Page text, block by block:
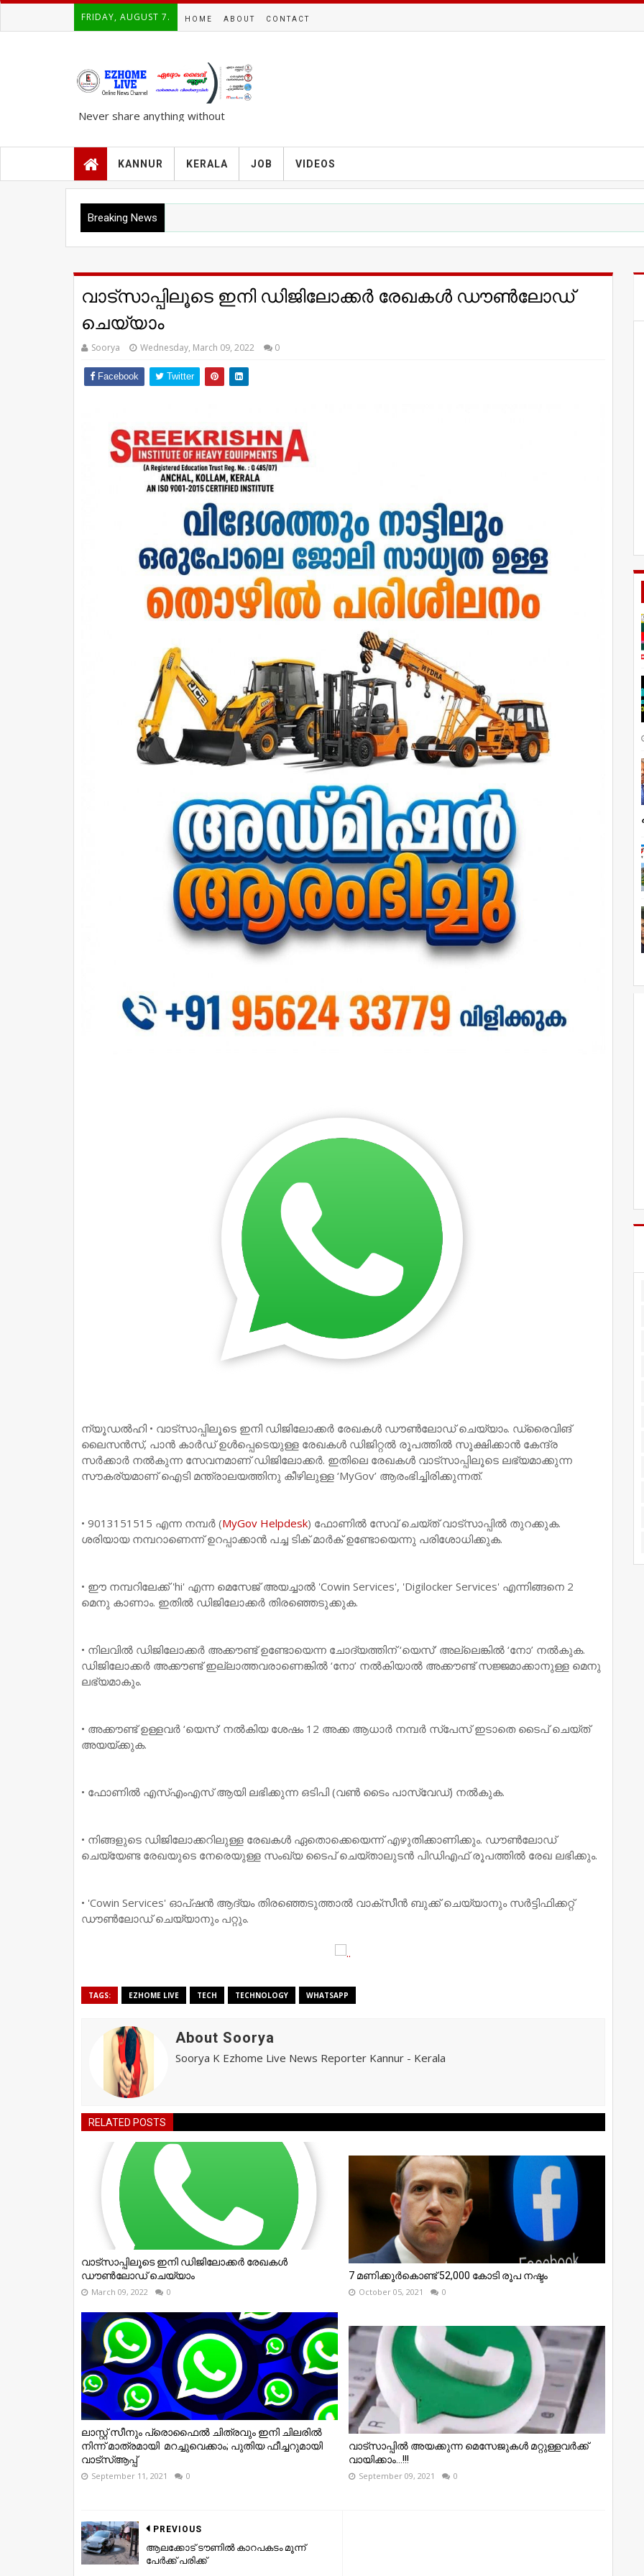
FRIDAY, AUGUST 7. HOME ABOUT CONTACT
Never share anything without
KANNUR KERALA JOB VIDEOS
Breaking News
വാട്സാപ്പിലൂടെ ഇനി ഡിജിലോക്കർ രേഖകൾ ഡൗൺലോഡ്
ചെയ്യാം
Soorya Wednesday, March 09, 2022 0
Facebook Twitter
ന്യൂഡൽഹി • വാട്സാപ്പിലൂടെ ഇനി ഡിജിലോക്കർ രേഖകൾ ഡൗൺലോഡ് ചെയ്യാം. ഡ്രൈവിങ്
ലൈസൻസ്, പാൻ കാർഡ് ഉൾപ്പെടെയുള്ള രേഖകൾ ഡിജിറ്റൽ രൂപത്തിൽ സൂക്ഷിക്കാൻ കേന്ദ്ര
സർക്കാർ നൽകുന്ന സേവനമാണ് ഡിജിലോക്കർ. ഇതിലെ രേഖകൾ വാട്സാപ്പിലൂടെ ലഭ്യമാക്കുന്ന
സൗകര്യമാണ് ഐടി മന്ത്രാലയത്തിനു കീഴിലുള്ള ‘MyGov’ ആരംഭിച്ചിരിക്കുന്നത്.
• 9013151515 എന്ന നമ്പർ (MyGov Helpdesk) ഫോണിൽ സേവ് ചെയ്ത് വാട്സാപ്പിൽ തുറക്കുക.
ശരിയായ നമ്പറാണെന്ന് ഉറപ്പാക്കാൻ പച്ച ടിക് മാർക് ഉണ്ടോയെന്നു പരിശോധിക്കുക.
• ഈ നമ്പറിലേക്ക് 'hi' എന്ന മെസേജ് അയച്ചാൽ 'Cowin Services', 'Digilocker Services' എന്നിങ്ങനെ 2
മെനു കാണാം. ഇതിൽ ഡിജിലോക്കർ തിരഞ്ഞെടുക്കുക.
• നിലവിൽ ഡിജിലോക്കർ അക്കൗണ്ട് ഉണ്ടോയെന്ന ചോദ്യത്തിന് ‘യെസ്’ അല്ലെങ്കിൽ ‘നോ’ നൽകുക.
ഡിജിലോക്കർ അക്കൗണ്ട് ഇല്ലാത്തവരാണെങ്കിൽ ‘നോ’ നൽകിയാൽ അക്കൗണ്ട് സജ്ജമാക്കാനുള്ള മെനു
ലഭ്യമാകും.
• അക്കൗണ്ട് ഉള്ളവർ ‘യെസ്’ നൽകിയ ശേഷം 12 അക്ക ആധാർ നമ്പർ സ്പേസ് ഇടാതെ ടൈപ് ചെയ്ത്
അയയ്ക്കുക.
• ഫോണിൽ എസ്എംഎസ് ആയി ലഭിക്കുന്ന ഒടിപി (വൺ ടൈം പാസ്‌വേഡ്) നൽകുക.
• നിങ്ങളുടെ ഡിജിലോക്കറിലുള്ള രേഖകൾ ഏതൊക്കെയെന്ന് എഴുതിക്കാണിക്കും. ഡൗൺലോഡ്
ചെയ്യേണ്ട രേഖയുടെ നേരെയുള്ള സംഖ്യ ടൈപ് ചെയ്താലുടൻ പിഡിഎഫ് രൂപത്തിൽ രേഖ ലഭിക്കും.
• 'Cowin Services' ഓപ്ഷൻ ആദ്യം തിരഞ്ഞെടുത്താൽ വാക്സീൻ ബുക്ക് ചെയ്യാനും സർട്ടിഫിക്കറ്റ്
ഡൗൺലോഡ് ചെയ്യാനും പറ്റും.
TAGS: EZHOME LIVE TECH TECHNOLOGY WHATSAPP
About Soorya
Soorya K Ezhome Live News Reporter Kannur - Kerala
RELATED POSTS
വാട്സാപ്പിലൂടെ ഇനി ഡിജിലോക്കർ രേഖകൾ
ഡൗൺലോഡ് ചെയ്യാം
March 09, 2022 0
7 മണിക്കൂർകൊണ്ട് 52,000 കോടി രൂപ നഷ്ടം
October 05, 2021 0
ലാസ്റ്റ്​ സീനും പ്രൊഫൈൽ ചിത്രവും ഇനി ചിലരിൽ
നിന്ന് മാത്രമായി​ ​ മറച്ചുവെക്കാം; പുതിയ ഫീച്ചറുമായി
വാട്​സ്​ആപ്പ്​
September 11, 2021 0
വാട്സാപ്പിൽ അയക്കുന്ന മെസേജുകൾ മറ്റുള്ളവർക്ക്
വായിക്കാം...!!!
September 09, 2021 0
PREVIOUS
ആലക്കോട് ടൗണിൽ കാറപകടം മൂന്ന്
പേർക്ക് പരിക്ക്